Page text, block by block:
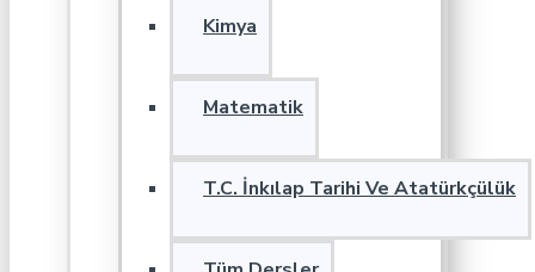
Kimya
Matematik
T.C. İnkılap Tarihi Ve Atatürkçülük